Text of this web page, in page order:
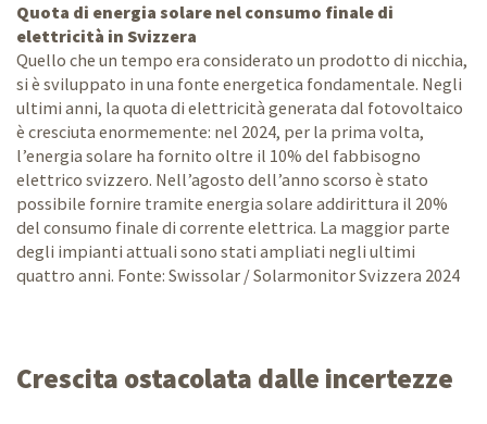
Quota di energia solare nel consumo finale di
elettricità in Svizzera
Quello che un tempo era considerato un prodotto di nicchia,
si è sviluppato in una fonte energetica fondamentale. Negli
ultimi anni, la quota di elettricità generata dal fotovoltaico
è cresciuta enormemente: nel 2024, per la prima volta,
l’energia solare ha fornito oltre il 10% del fabbisogno
elettrico svizzero. Nell’agosto dell’anno scorso è stato
possibile fornire tramite energia solare addirittura il 20%
del consumo finale di corrente elettrica. La maggior parte
degli impianti attuali sono stati ampliati negli ultimi
quattro anni. Fonte: Swissolar / Solarmonitor Svizzera 2024
Crescita ostacolata dalle incertezze